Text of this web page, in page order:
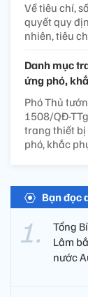
Về tiêu chí,
quyết quy
nhiên, tiêu
Danh mục
ứng phó,
Phó Thủ
1508/QĐ-
trang thiết bị
phó, khắc
Bạn đọc
Tổng
Lâm
nước